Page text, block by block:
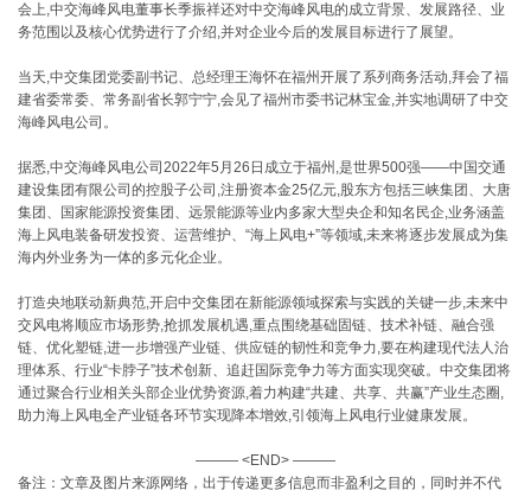
会上,中交海峰风电董事长季振祥还对中交海峰风电的成立背景、发展路径、业
务范围以及核心优势进行了介绍,并对企业今后的发展目标进行了展望。
当天,中交集团党委副书记、总经理王海怀在福州开展了系列商务活动,拜会了福
建省委常委、常务副省长郭宁宁,会见了福州市委书记林宝金,并实地调研了中交
海峰风电公司。
据悉,中交海峰风电公司2022年5月26日成立于福州,是世界500强——中国交通
建设集团有限公司的控股子公司,注册资本金25亿元,股东方包括三峡集团、大唐
集团、国家能源投资集团、远景能源等业内多家大型央企和知名民企,业务涵盖
海上风电装备研发投资、运营维护、“海上风电+”等领域,未来将逐步发展成为集
海内外业务为一体的多元化企业。
打造央地联动新典范,开启中交集团在新能源领域探索与实践的关键一步,未来中
交风电将顺应市场形势,抢抓发展机遇,重点围绕基础固链、技术补链、融合强
链、优化塑链,进一步增强产业链、供应链的韧性和竞争力,要在构建现代法人治
理体系、行业“卡脖子”技术创新、追赶国际竞争力等方面实现突破。中交集团将
通过聚合行业相关头部企业优势资源,着力构建“共建、共享、共赢”产业生态圈,
助力海上风电全产业链各环节实现降本增效,引领海上风电行业健康发展。
——— <END> ———
备注：文章及图片来源网络，出于传递更多信息而非盈利之目的，同时并不代